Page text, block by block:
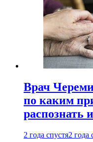
Врач
по каким
распознать
2 года спустя2 года